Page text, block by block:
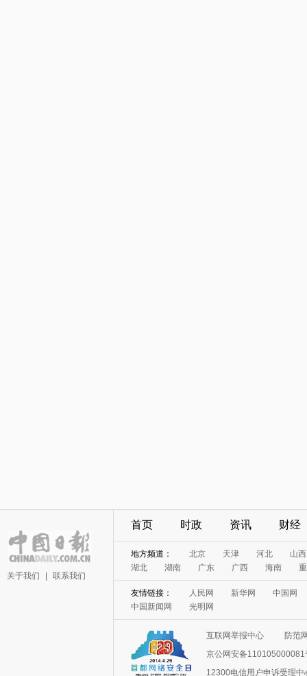
关于我们 联系我们
首页 时政 资讯 财经
地方频道： 北京 天津 河北
山西
湖北
湖南 广东 广西 海南
友情链接： 人民网 新华网
中国网
中国新闻网
光明网
互联网举报中心
防范
京公网安备110105000081
12300电信用户申诉受理中